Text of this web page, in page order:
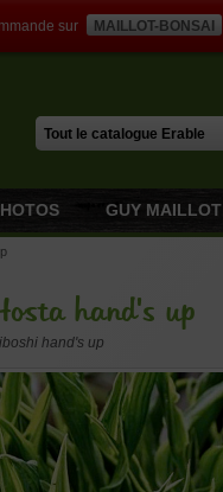
sur MAILLOT-BONSAI
GUY MAILLOT
hand's up
hand's up